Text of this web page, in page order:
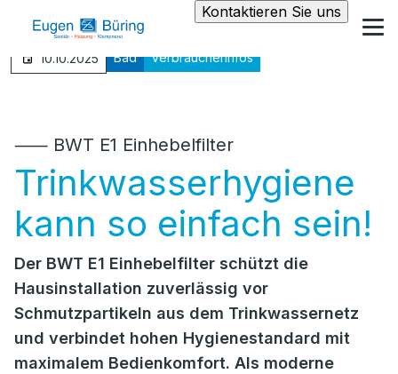
Kontaktieren Sie uns
10.10.2025 Bad Verbraucherinfos
⸺ BWT E1 Einhebelfilter
Trinkwasserhygiene
kann so einfach sein!
Der BWT E1 Einhebelfilter schützt die
Hausinstallation zuverlässig vor
Schmutzpartikeln aus dem Trinkwassernetz
und verbindet hohen Hygienestandard mit
maximalem Bedienkomfort. Als moderne